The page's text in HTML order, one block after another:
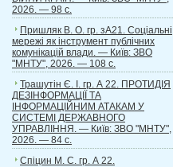
2026. — 98 с.
Пришляк В. О. гр. зА21. Соціальні
мережі як інструмент публічних
комунікацій влади. — Київ: ЗВО
"МНТУ", 2026. — 108 с.
Трашутін Є. І. гр. А 22. ПРОТИДІЯ
ДЕЗІНФОРМАЦІЇ ТА
ІНФОРМАЦІЙНИМ АТАКАМ У
СИСТЕМІ ДЕРЖАВНОГО
УПРАВЛІННЯ. — Київ: ЗВО "МНТУ",
2026. — 84 с.
Спіцин М. С. гр. А 22.